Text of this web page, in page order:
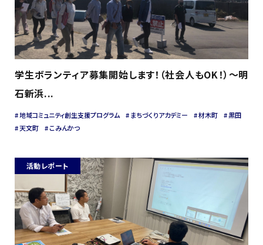
学生ボランティア募集開始します！（社会人もOK！）～明
石新浜...
地域コミュニティ創生支援プログラム まちづくりアカデミー 材木町
黒田
天文町
こみんかつ
活動レポート